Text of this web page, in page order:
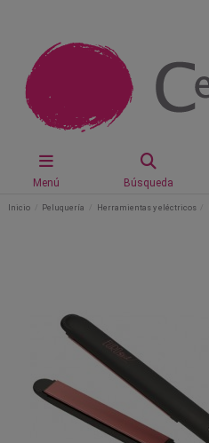
Menú Búsqueda
Inicio Peluquería Herramientas y eléctricos